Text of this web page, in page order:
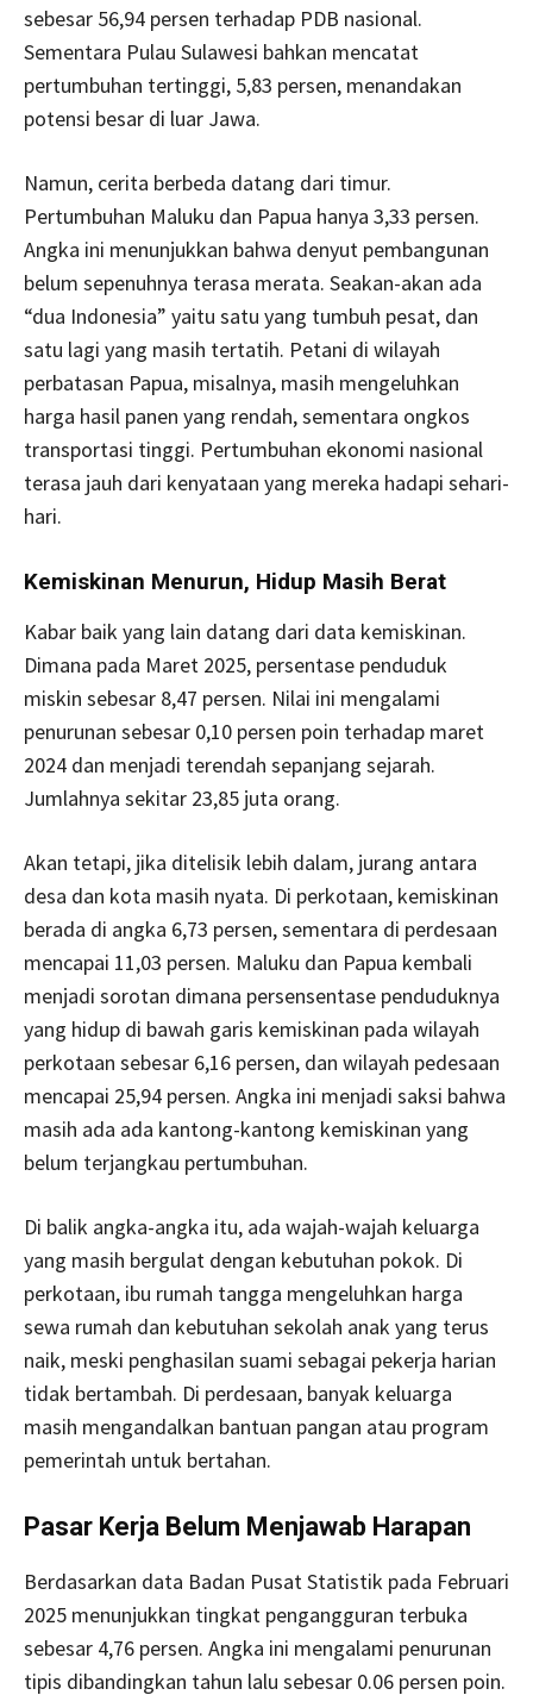
sebesar 56,94 persen terhadap PDB nasional.
Sementara Pulau Sulawesi bahkan mencatat
pertumbuhan tertinggi, 5,83 persen, menandakan
potensi besar di luar Jawa.
Namun, cerita berbeda datang dari timur.
Pertumbuhan Maluku dan Papua hanya 3,33 persen.
Angka ini menunjukkan bahwa denyut pembangunan
belum sepenuhnya terasa merata. Seakan-akan ada
“dua Indonesia” yaitu satu yang tumbuh pesat, dan
satu lagi yang masih tertatih. Petani di wilayah
perbatasan Papua, misalnya, masih mengeluhkan
harga hasil panen yang rendah, sementara ongkos
transportasi tinggi. Pertumbuhan ekonomi nasional
terasa jauh dari kenyataan yang mereka hadapi sehari-
hari.
Kemiskinan Menurun, Hidup Masih Berat
Kabar baik yang lain datang dari data kemiskinan.
Dimana pada Maret 2025, persentase penduduk
miskin sebesar 8,47 persen. Nilai ini mengalami
penurunan sebesar 0,10 persen poin terhadap maret
2024 dan menjadi terendah sepanjang sejarah.
Jumlahnya sekitar 23,85 juta orang.
Akan tetapi, jika ditelisik lebih dalam, jurang antara
desa dan kota masih nyata. Di perkotaan, kemiskinan
berada di angka 6,73 persen, sementara di perdesaan
mencapai 11,03 persen. Maluku dan Papua kembali
menjadi sorotan dimana persensentase penduduknya
yang hidup di bawah garis kemiskinan pada wilayah
perkotaan sebesar 6,16 persen, dan wilayah pedesaan
mencapai 25,94 persen. Angka ini menjadi saksi bahwa
masih ada ada kantong-kantong kemiskinan yang
belum terjangkau pertumbuhan.
Di balik angka-angka itu, ada wajah-wajah keluarga
yang masih bergulat dengan kebutuhan pokok. Di
perkotaan, ibu rumah tangga mengeluhkan harga
sewa rumah dan kebutuhan sekolah anak yang terus
naik, meski penghasilan suami sebagai pekerja harian
tidak bertambah. Di perdesaan, banyak keluarga
masih mengandalkan bantuan pangan atau program
pemerintah untuk bertahan.
Pasar Kerja Belum Menjawab Harapan
Berdasarkan data Badan Pusat Statistik pada Februari
2025 menunjukkan tingkat pengangguran terbuka
sebesar 4,76 persen. Angka ini mengalami penurunan
tipis dibandingkan tahun lalu sebesar 0.06 persen poin.